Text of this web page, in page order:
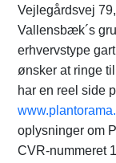
Vejlegårdsvej
Vallensbæk´s
erhvervstype
ønsker at ringe
har en reel side
oplysninger om
CVR-nummeret